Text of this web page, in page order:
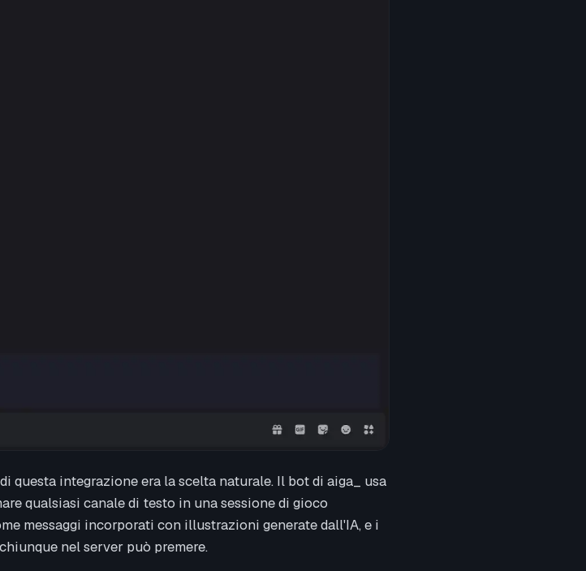
questa integrazione era la scelta naturale. Il bot di aiga_ usa
qualsiasi canale di testo in una sessione di gioco
messaggi incorporati con illustrazioni generate dall'IA, e i
nel server può premere.